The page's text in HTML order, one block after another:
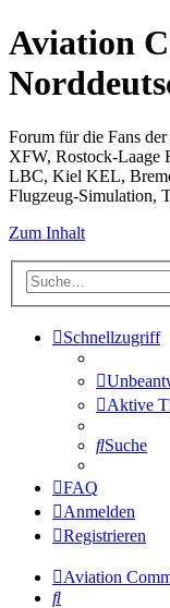
Aviation
Forum für die Fans
XFW, Rostock-Laage
LBC, Kiel KEL,
Flugzeug-Simulation,
Zum Inhalt
Schnellzugriff
Aktive
Suche
FAQ
Anmelden
Registrieren
Aviation
Suche